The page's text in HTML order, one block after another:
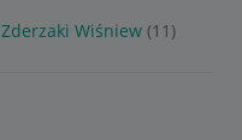
Zderzaki Wiśniew (11)